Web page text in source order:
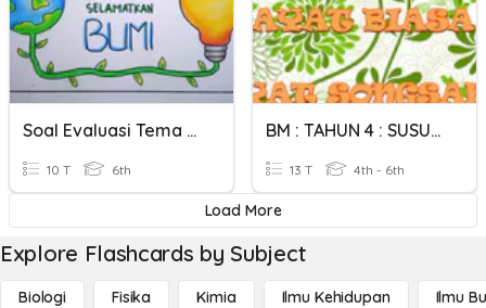
Soal Evaluasi Tema 4 Aksi 2 #2
10 T 6th
BM : TAHUN 4 : SUSUNAN AYAT BIASA DAN SONGSANG
13 T 4th - 6th
Load More
Explore Flashcards by Subject
Biologi Fisika Kimia Ilmu Kehidupan Ilmu